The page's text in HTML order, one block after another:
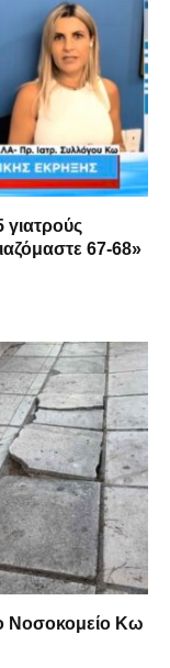
67-68»
Νοσοκομείο Κω